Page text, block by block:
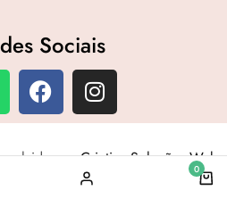
Sociais
porCriativa Soluções Web
0